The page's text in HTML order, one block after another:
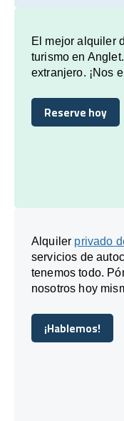
El mejor alquiler
turismo en
extranjero. ¡Nos
Reserve hoy
Reserve hoy
Alquiler privado
servicios de
tenemos todo.
nosotros hoy
¡Hablemos!
¡Hablemos!